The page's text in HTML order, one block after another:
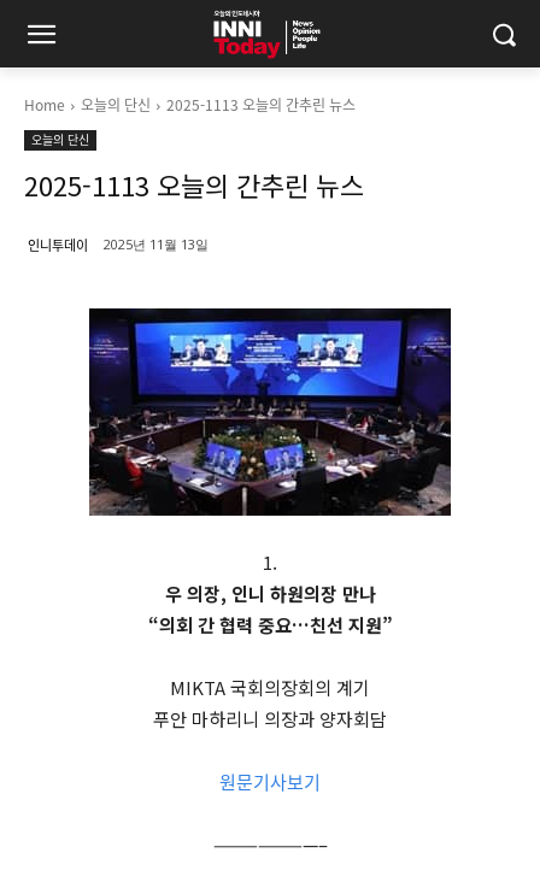
Home 오늘의 단신 2025-1113 오늘의 간추린 뉴스
오늘의 단신
2025-1113 오늘의 간추린 뉴스
인니투데이 2025년 11월 13일
1.
우 의장, 인니 하원의장 만나
“의회 간 협력 중요…친선 지원”
MIKTA 국회의장회의 계기
푸안 마하리니 의장과 양자회담
원문기사보기
———————–